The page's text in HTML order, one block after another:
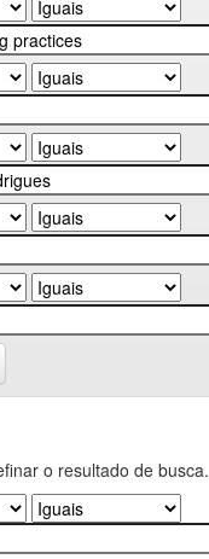
o resultado de busca.